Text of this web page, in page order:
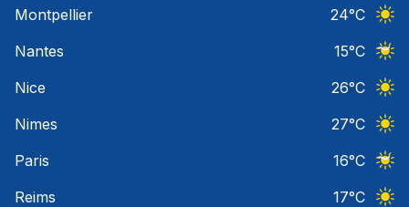
Montpellier
24°C
Nantes
15°C
Nice
26°C
Nimes
27°C
Paris
16°C
Reims
17°C